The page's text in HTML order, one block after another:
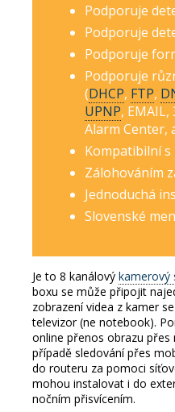
Podporuje
Podporuje
Podporuje
Podporuje
(DHCP, FTP,
UPNP, EMAIL,
Alarm Center,
Kompatibilní s
Zálohováním
Jednoduchá
Slovenské
Je to 8 kanálový kamerový
boxu se může připojit
zobrazení videa z kamer
televizor (ne notebook).
online přenos obrazu přes
případě sledování přes
do routeru za pomoci
mohou instalovat i do
nočním přisvícením.